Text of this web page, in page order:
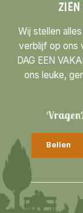
ZIEN
Wij stellen
verblijf op ons
DAG EEN
ons leuke,
Bellen